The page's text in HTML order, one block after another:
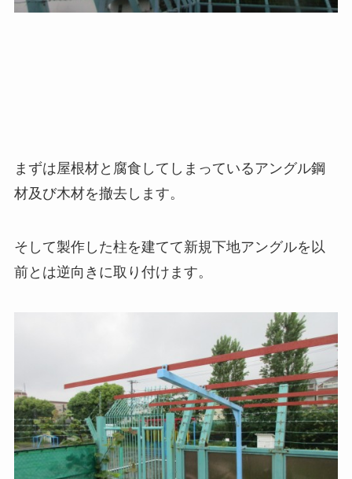
まずは屋根材と腐食してしまっているアングル鋼
材及び木材を撤去します。
そして製作した柱を建てて新規下地アングルを以
前とは逆向きに取り付けます。